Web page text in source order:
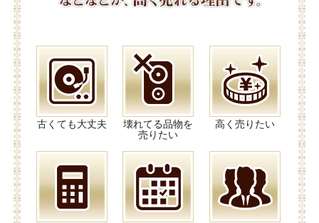
古くても大丈夫
壊れてる品物を
売りたい
高く売りたい